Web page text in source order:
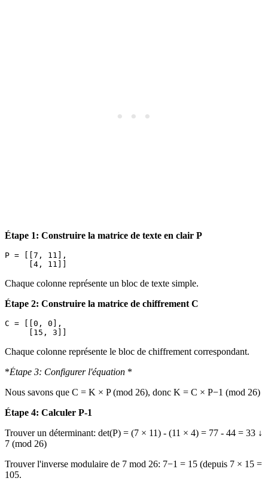
Étape 1: Construire la matrice de texte en clair P
P = [[7, 11],
Chaque colonne représente un bloc de texte simple.
Étape 2: Construire la matrice de chiffrement C
C = [[0, 0],
Chaque colonne représente le bloc de chiffrement correspondant.
*Étape 3: Configurer l'équation *
Nous savons que C = K × P (mod 26), donc K = C × P−1 (mod 26)
Étape 4: Calculer P-1
Trouver un déterminant: det(P) = (7 × 11) - (11 × 4) = 77 - 44 = 33 ↓
7 (mod 26)
Trouver l'inverse modulaire de 7 mod 26: 7−1 = 15 (depuis 7 × 15 =
105.